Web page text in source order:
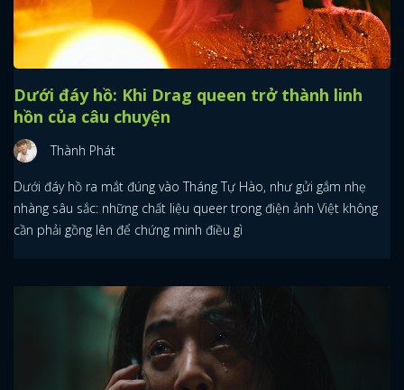
Dưới đáy hồ: Khi Drag queen trở thành linh
hồn của câu chuyện
Thành Phát
Dưới đáy hồ ra mắt đúng vào Tháng Tự Hào, như gửi gắm nhẹ
nhàng sâu sắc: những chất liệu queer trong điện ảnh Việt không
cần phải gồng lên để chứng minh điều gì